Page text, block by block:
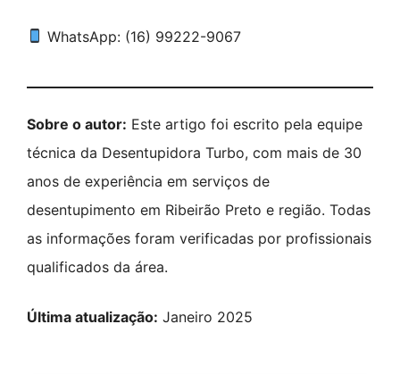
WhatsApp: (16) 99222-9067
Sobre o autor: Este artigo foi escrito pela equipe
técnica da Desentupidora Turbo, com mais de 30
anos de experiência em serviços de
desentupimento em Ribeirão Preto e região. Todas
as informações foram verificadas por profissionais
qualificados da área.
Última atualização: Janeiro 2025